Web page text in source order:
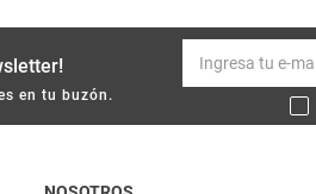
en tu buzón.